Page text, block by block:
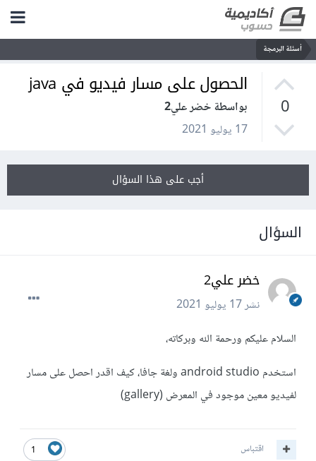
أسئلة البرمجة
0
الحصول على مسار فيديو في java
بواسطة خضر علي2
17 يوليو 2021
أجب على هذا السؤال
السؤال
خضر علي2
نشر17 يوليو 2021
السلام عليكم ورحمة الله وبركاته،
استخدم android studio ولغة جافا، كيف اقدر احصل على مسار
لفيديو معين موجود في المعرض (gallery)
1 اقتباس